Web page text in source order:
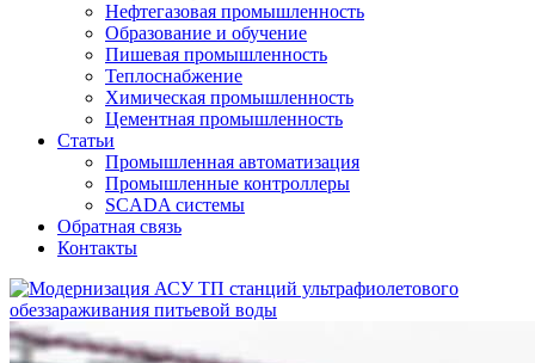
Нефтегазовая промышленность
Образование и обучение
Пишевая промышленность
Теплоснабжение
Химическая промышленность
Цементная промышленность
Статьи
Промышленная автоматизация
Промышленные контроллеры
SCADA системы
Обратная связь
Контакты